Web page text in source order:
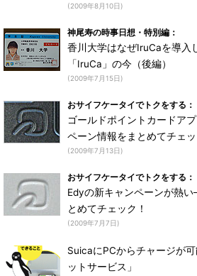
(2009年8月10日)
神尾寿の時事日想・特別編：
香川大学はなぜIruCaを導
「IruCa」の今（後編）
(2009年7月15日)
おサイフケータイでトクをする：
ゴールドポイントカードア
ペーン情報をまとめてチェッ
(2009年7月13日)
おサイフケータイでトクをする：
Edyの新キャンペーンが熱
とめてチェック！
(2009年7月7日)
SuicaにPCからチャージが
ットサービス」